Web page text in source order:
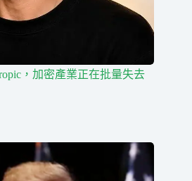
，加密產業正在批量失去